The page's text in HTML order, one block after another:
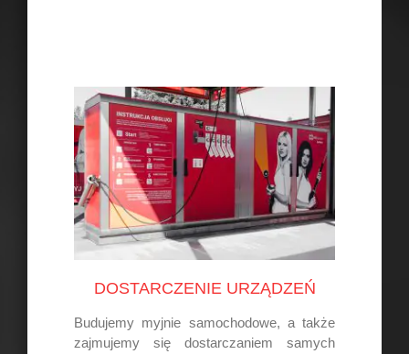
DOSTARCZENIE URZĄDZEŃ
Budujemy myjnie samochodowe, a także
zajmujemy się dostarczaniem samych